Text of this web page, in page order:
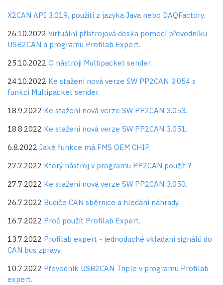
X2CAN API 3.019, použití z jazyka Java nebo DAQFactory.
26.10.2022 Virtuální přístrojová deska pomocí převodníku
USB2CAN a programu Profilab Expert.
25.10.2022 O nástroji Multipacket sender.
24.10.2022 Ke stažení nová verze SW PP2CAN 3.054 s
funkcí Multipacket sender.
18.9.2022 Ke stažení nová verze SW PP2CAN 3.053.
18.8.2022 Ke stažení nová verze SW PP2CAN 3.051.
6.8.2022 Jaké funkce má FMS OEM CHIP.
27.7.2022 Který nástroj v programu PP2CAN použít ?
27.7.2022 Ke stažení nová verze SW PP2CAN 3.050.
26.7.2022 Budiče CAN sběrnice a hledání náhrady.
16.7.2022 Proč použít Profilab Expert.
13.7.2022 Profilab expert - jednoduché vkládání signálů do
CAN bus zprávy.
10.7.2022 Převodník USB2CAN Triple v programu Profilab
expert.